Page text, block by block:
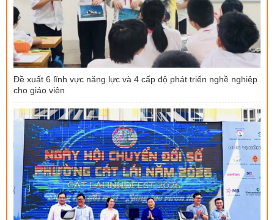
Đề xuất 6 lĩnh vực năng lực và 4 cấp độ phát triển nghề nghiệp
cho giáo viên